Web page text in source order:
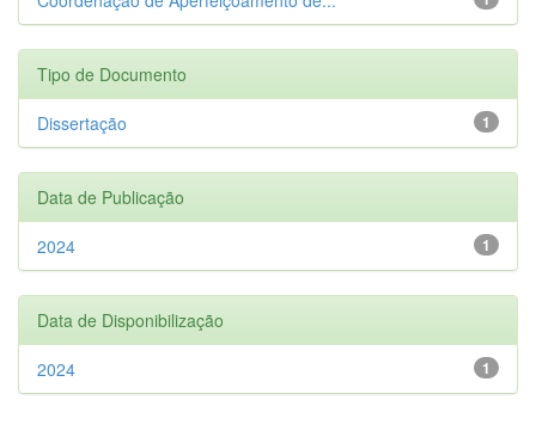
Tipo de Documento
1
Dissertação
Data de Publicação
1
2024
Data de Disponibilização
1
2024